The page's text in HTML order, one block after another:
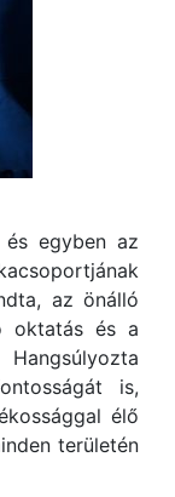
és egyben az
az önálló
oktatás és a
is,
élő
területén